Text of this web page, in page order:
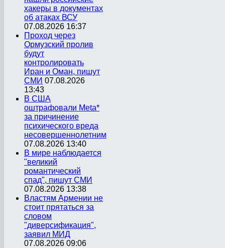
хакеры в документах
об атаках ВСУ
07.08.2026 16:37
Проход через
Ормузский пролив
будут
контролировать
Иран и Оман, пишут
СМИ 07.08.2026
13:43
В США
оштрафовали Meta*
за причинение
психического вреда
несовершеннолетним
07.08.2026 13:40
В мире наблюдается
"великий
романтический
спад", пишут СМИ
07.08.2026 13:38
Властям Армении не
стоит прятаться за
словом
"диверсификация",
заявил МИД
07.08.2026 09:06